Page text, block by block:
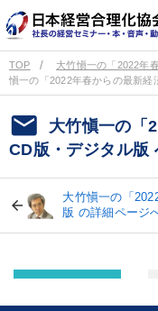
TOP 大竹愼一の「2022年
愼一の「2022年春からの最新経
email
大竹愼一の「
CD版・デジタル版
大竹愼一の「
版 の詳細ページ